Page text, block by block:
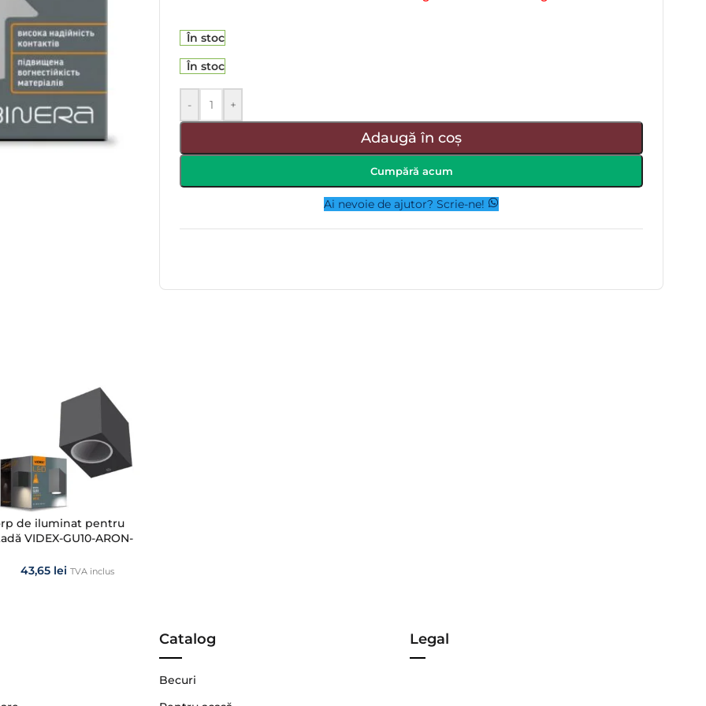
În stoc
În stoc
- +
Adaugă în coș
Cumpără acum
Ai nevoie de ajutor? Scrie-ne!
de iluminat pentru
VIDEX-GU10-ARON-
43,65 lei TVA inclus
Catalog
Becuri
Legal